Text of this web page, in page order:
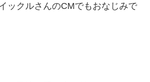
ックルさんのCMでもおなじみで